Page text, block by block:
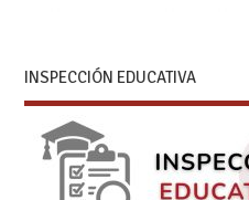
INSPECCIÓN EDUCATIVA